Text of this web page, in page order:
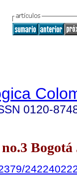
0120-
Bogotá